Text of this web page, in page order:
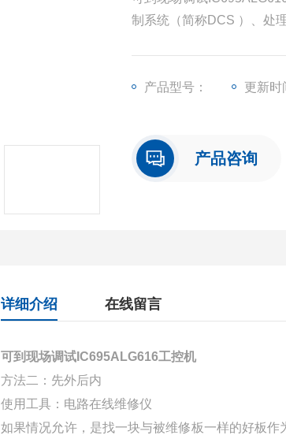
制系统（简称DCS ）、处
产品型号： 更新时
产品咨询
详细介绍 在线留言
可到现场调试IC695ALG616工控机
方法二：先外后内
使用工具：电路在线维修仪
如果情况允许，是找一块与被维修板一样的好板